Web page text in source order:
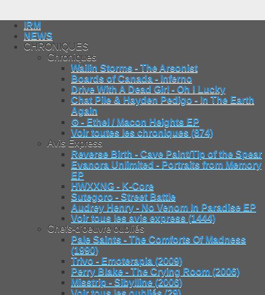
IRM
NEWS
CHRONIQUES
Chroniques
Wailin Storms - The Arsonist
Boards of Canada - Inferno
Drive With A Dead Girl - Oh ! Lucky
Chat Pile & Hayden Pedigo - In The Earth
Again
⊙ - Ethel / Macon Heights EP
Voir toutes les chroniques (874)
Avis Express
Reverse Birth - Cave Paint/Tip of the Spear
Evanora Unlimited - Portraits from Memory
EP
HWXXNG - K-Core
Sutegoro - Street Battle
Audrey Henry - No Venom In Paradise EP
Voir tous les avis express (1444)
Chefs-d'oeuvre oubliés
Pale Saints - The Comforts Of Madness
(1990)
Trivo - Emoterapia (2009)
Perry Blake - The Crying Room (2006)
Misstrip - Sibylline (2006)
Voir tous les oubliés (29)